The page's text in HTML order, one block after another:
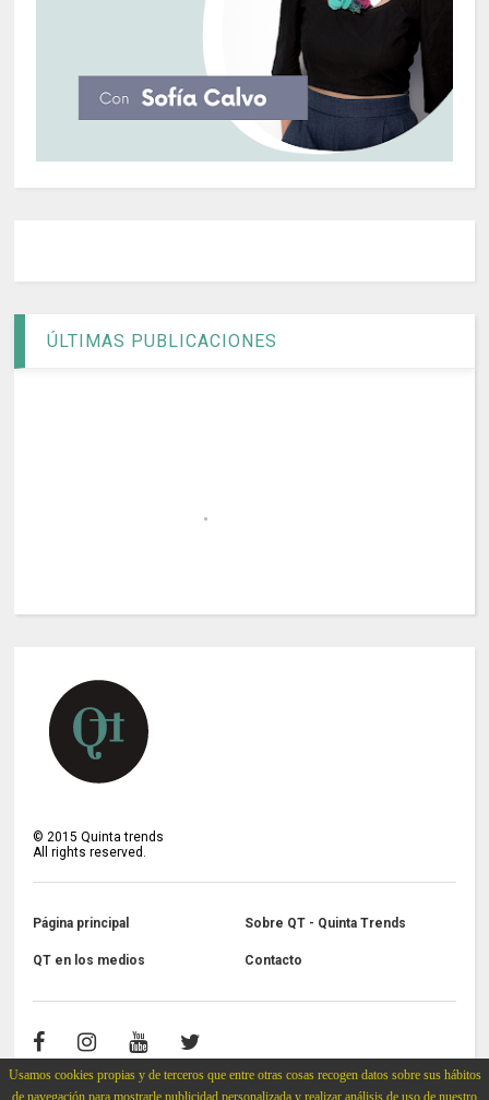
Usamos cookies propias y de terceros que entre otras cosas recogen datos sobre sus hábitos
de navegación para mostrarle publicidad personalizada y realizar análisis de uso de nuestro
ÚLTIMAS PUBLICACIONES
©2015 Quinta trends
All rights reserved.
Página principal Sobre QT - Quinta Trends
QT en los medios Contacto